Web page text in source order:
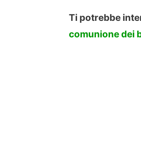
Ti potrebbe
comunione dei